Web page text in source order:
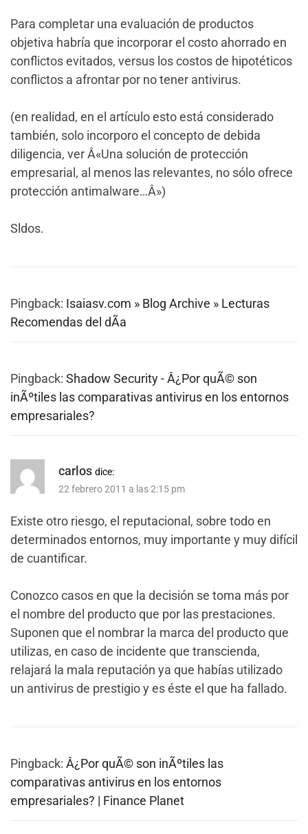
Para completar una evaluación de productos
objetiva habría que incorporar el costo ahorrado en
conflictos evitados, versus los costos de hipotéticos
conflictos a afrontar por no tener antivirus.
(en realidad, en el artículo esto está considerado
también, solo incorporo el concepto de debida
diligencia, ver Â«Una solución de protección
empresarial, al menos las relevantes, no sólo ofrece
protección antimalware…Â»)
Sldos.
Pingback: Isaiasv.com » Blog Archive » Lecturas
Recomendas del dÃ­a
Pingback: Shadow Security - Â¿Por quÃ© son
inÃºtiles las comparativas antivirus en los entornos
empresariales?
carlos dice:
22 febrero 2011 a las 2:15 pm
Existe otro riesgo, el reputacional, sobre todo en
determinados entornos, muy importante y muy difícil
de cuantificar.
Conozco casos en que la decisión se toma más por
el nombre del producto que por las prestaciones.
Suponen que el nombrar la marca del producto que
utilizas, en caso de incidente que transcienda,
relajará la mala reputación ya que habías utilizado
un antivirus de prestigio y es éste el que ha fallado.
Pingback: Â¿Por quÃ© son inÃºtiles las
comparativas antivirus en los entornos
empresariales? | Finance Planet